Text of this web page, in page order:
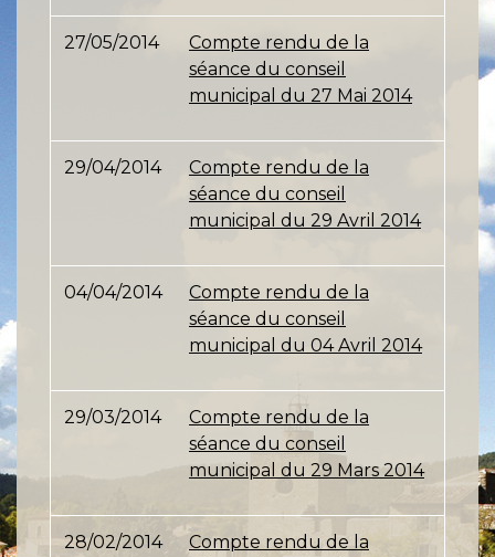
27/05/2014
Compte rendu de la
séance du conseil
municipal du 27 Mai 2014
29/04/2014
Compte rendu de la
séance du conseil
municipal du 29 Avril 2014
04/04/2014
Compte rendu de la
séance du conseil
municipal du 04 Avril 2014
29/03/2014
Compte rendu de la
séance du conseil
municipal du 29 Mars 2014
28/02/2014
Compte rendu de la